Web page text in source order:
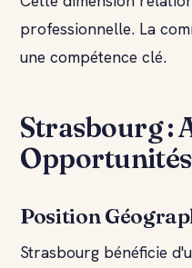
professionnelle. La
une compétence clé.
Strasbourg :
Opportunités
Position
Strasbourg bénéficie